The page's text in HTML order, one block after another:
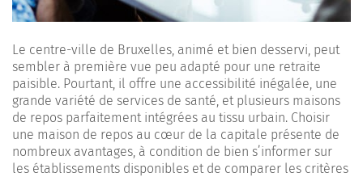
Le centre-ville de Bruxelles, animé et bien desservi, peut
sembler à première vue peu adapté pour une retraite
paisible. Pourtant, il offre une accessibilité inégalée, une
grande variété de services de santé, et plusieurs maisons
de repos parfaitement intégrées au tissu urbain. Choisir
une maison de repos au cœur de la capitale présente de
nombreux avantages, à condition de bien s’informer sur
les établissements disponibles et de comparer les critères